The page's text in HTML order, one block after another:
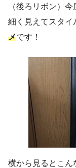
（後ろリボン）
細く見えてスタイ
メです！
横から見るとこん